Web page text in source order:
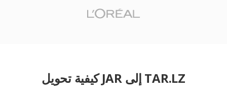
كيفية تحويل JAR إلى TAR.LZ